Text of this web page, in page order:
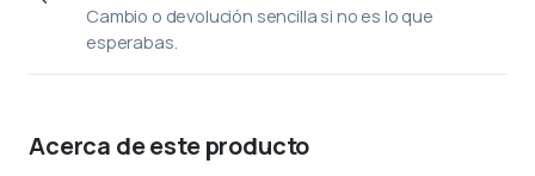
Cambio o devolución sencilla si no es lo que
esperabas.
Acerca de este producto